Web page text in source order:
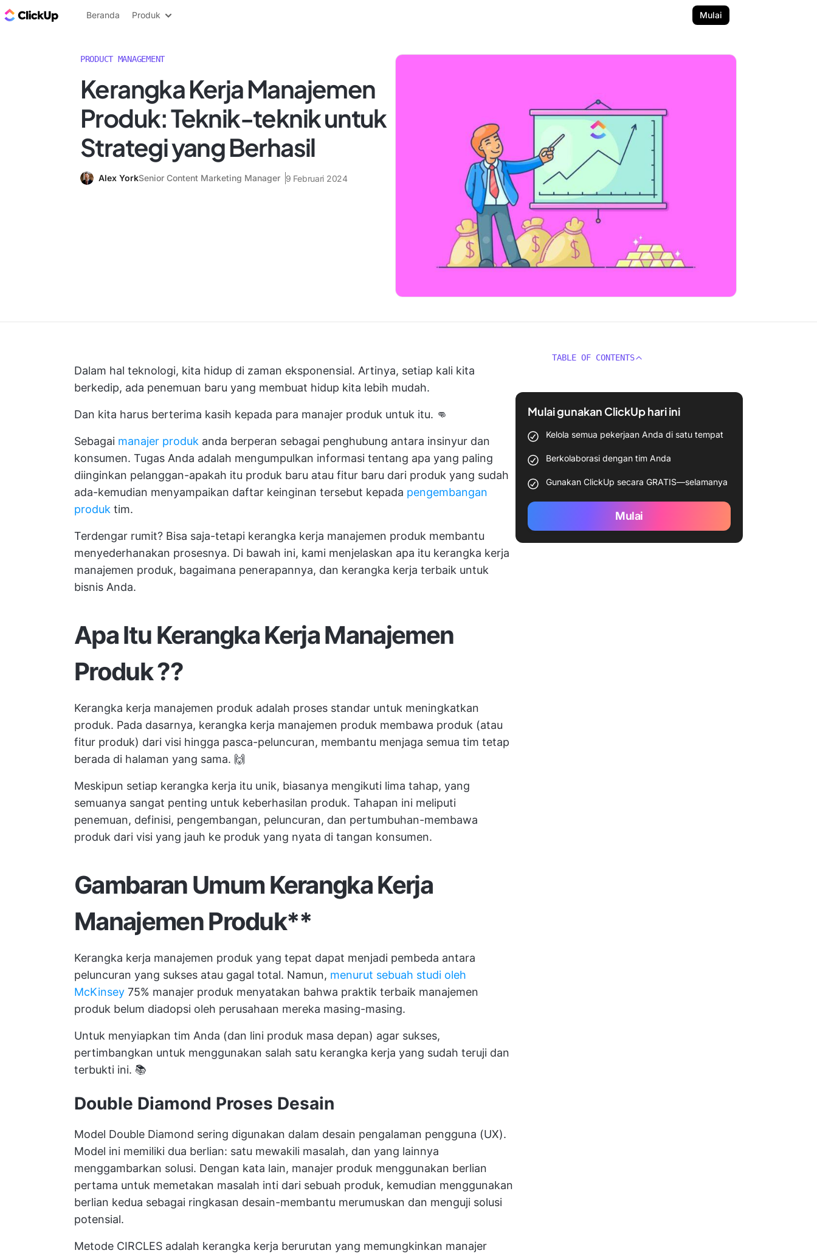
Blog ClickUp
Beranda Produk Mulai
PRODUCT MANAGEMENT
Kerangka Kerja Manajemen
Produk: Teknik-teknik untuk
Strategi yang Berhasil
Alex YorkSenior Content Marketing Manager 9 Februari 2024
Dalam hal teknologi, kita hidup di zaman eksponensial. Artinya, setiap kali kita
berkedip, ada penemuan baru yang membuat hidup kita lebih mudah.
Dan kita harus berterima kasih kepada para manajer produk untuk itu. 👊
Sebagai manajer produk anda berperan sebagai penghubung antara insinyur dan
konsumen. Tugas Anda adalah mengumpulkan informasi tentang apa yang paling
diinginkan pelanggan-apakah itu produk baru atau fitur baru dari produk yang sudah
ada-kemudian menyampaikan daftar keinginan tersebut kepada pengembangan
produk tim.
Terdengar rumit? Bisa saja-tetapi kerangka kerja manajemen produk membantu
menyederhanakan prosesnya. Di bawah ini, kami menjelaskan apa itu kerangka kerja
manajemen produk, bagaimana penerapannya, dan kerangka kerja terbaik untuk
bisnis Anda.
Apa Itu Kerangka Kerja Manajemen
Produk??
Kerangka kerja manajemen produk adalah proses standar untuk meningkatkan
produk. Pada dasarnya, kerangka kerja manajemen produk membawa produk (atau
fitur produk) dari visi hingga pasca-peluncuran, membantu menjaga semua tim tetap
berada di halaman yang sama. 🙌
Meskipun setiap kerangka kerja itu unik, biasanya mengikuti lima tahap, yang
semuanya sangat penting untuk keberhasilan produk. Tahapan ini meliputi
penemuan, definisi, pengembangan, peluncuran, dan pertumbuhan-membawa
produk dari visi yang jauh ke produk yang nyata di tangan konsumen.
Gambaran Umum Kerangka Kerja
Manajemen Produk**
Kerangka kerja manajemen produk yang tepat dapat menjadi pembeda antara
peluncuran yang sukses atau gagal total. Namun, menurut sebuah studi oleh
McKinsey 75% manajer produk menyatakan bahwa praktik terbaik manajemen
produk belum diadopsi oleh perusahaan mereka masing-masing.
Untuk menyiapkan tim Anda (dan lini produk masa depan) agar sukses,
pertimbangkan untuk menggunakan salah satu kerangka kerja yang sudah teruji dan
terbukti ini. 📚
Double Diamond Proses Desain
Model Double Diamond sering digunakan dalam desain pengalaman pengguna (UX).
Model ini memiliki dua berlian: satu mewakili masalah, dan yang lainnya
menggambarkan solusi. Dengan kata lain, manajer produk menggunakan berlian
pertama untuk memetakan masalah inti dari sebuah produk, kemudian menggunakan
berlian kedua sebagai ringkasan desain-membantu merumuskan dan menguji solusi
potensial.
Metode CIRCLES adalah kerangka kerja berurutan yang memungkinkan manajer
TABLE OF CONTENTS
Mulai gunakan ClickUp hari ini
Kelola semua pekerjaan Anda di satu tempat
Berkolaborasi dengan tim Anda
Gunakan ClickUp secara GRATIS—selamanya
Mulai